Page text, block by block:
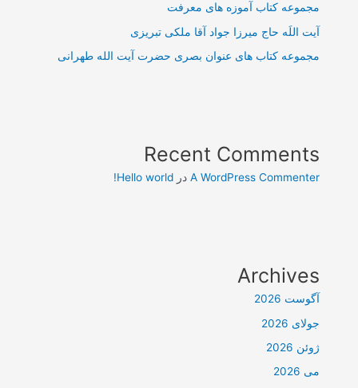
مجموعه کتاب آموزه های معرفت
آیت اللَه حاج میرزا جواد آقا ملکی تبریزی
مجموعه کتاب های عنوان بصری حضرت آیت الله طهرانی
Recent Comments
A WordPress Commenter درHello world!
Archives
آگوست 2026
جولای 2026
ژوئن 2026
می 2026